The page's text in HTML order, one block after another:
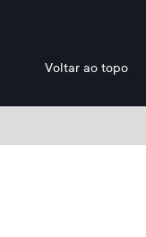
Voltar ao topo